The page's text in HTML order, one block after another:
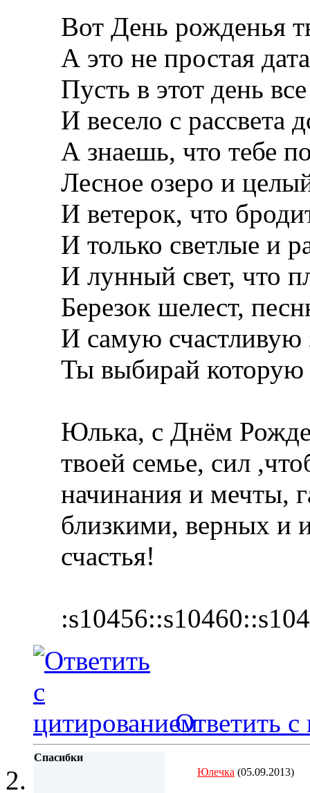
Вот День рожденья
А это не простая
Пусть в этот день
И весело с рассвета
А знаешь, что тебе
Лесное озеро и
И ветерок, что
И только светлые и
И лунный свет, что
Березок шелест,
И самую счастливую
Ты выбирай которую
Юлька, с Днём
твоей семье, сил
начинания и мечты,
близкими, верных и
счастья!
Ответить с
Спасибки
Юлечка (05.09.2013)